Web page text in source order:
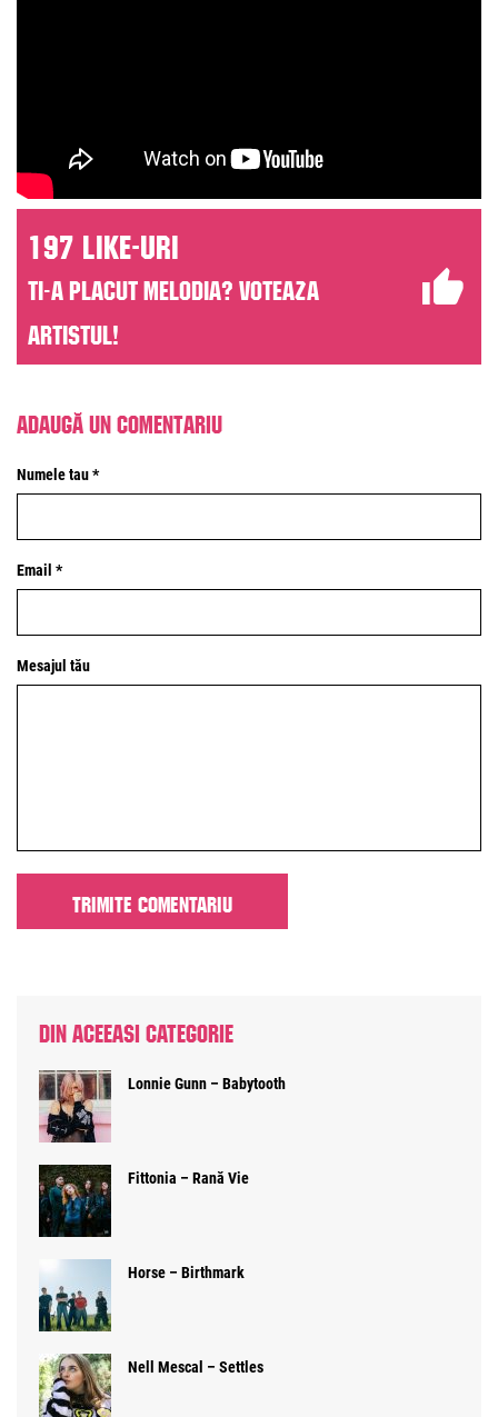
197 like-uri
Ti-a placut melodia? Voteaza
artistul!
Adaugă un comentariu
Numele tau *
Email *
Mesajul tău
DIN ACEEASI CATEGORIE
Lonnie Gunn – Babytooth
Fittonia – Rană Vie
Horse – Birthmark
Nell Mescal – Settles